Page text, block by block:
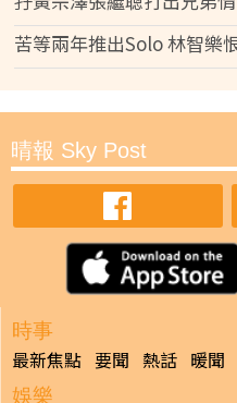
苦等兩年推出Solo 林智樂
晴報 Sky Post
時事
最新焦點 要聞 熱話 暖聞
娛樂